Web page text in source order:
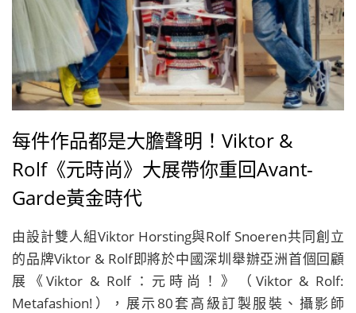
每件作品都是大膽聲明！Viktor &
Rolf《元時尚》大展帶你重回Avant-
Garde黃金時代
由設計雙人組Viktor Horsting與Rolf Snoeren共同創立
的品牌Viktor & Rolf即將於中國深圳舉辦亞洲首個回顧
展《Viktor & Rolf：元時尚！》（Viktor & Rolf:
Metafashion!），展示80套高級訂製服裝、攝影師